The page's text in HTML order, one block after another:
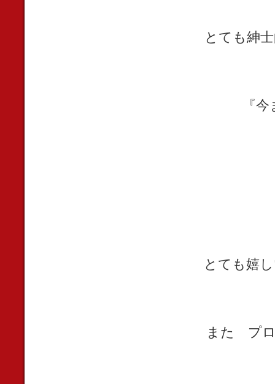
とても紳
『
とても嬉
また プロ